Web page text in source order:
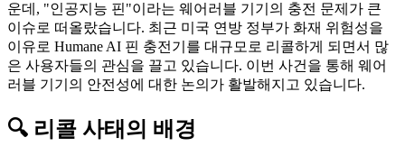
운데, "인공지능 핀"이라는 웨어러블 기기의 충전 문제가 큰
이슈로 떠올랐습니다. 최근 미국 연방 정부가 화재 위험성을
이유로 Humane AI 핀 충전기를 대규모로 리콜하게 되면서 많
은 사용자들의 관심을 끌고 있습니다. 이번 사건을 통해 웨어
러블 기기의 안전성에 대한 논의가 활발해지고 있습니다.
🔍 리콜 사태의 배경